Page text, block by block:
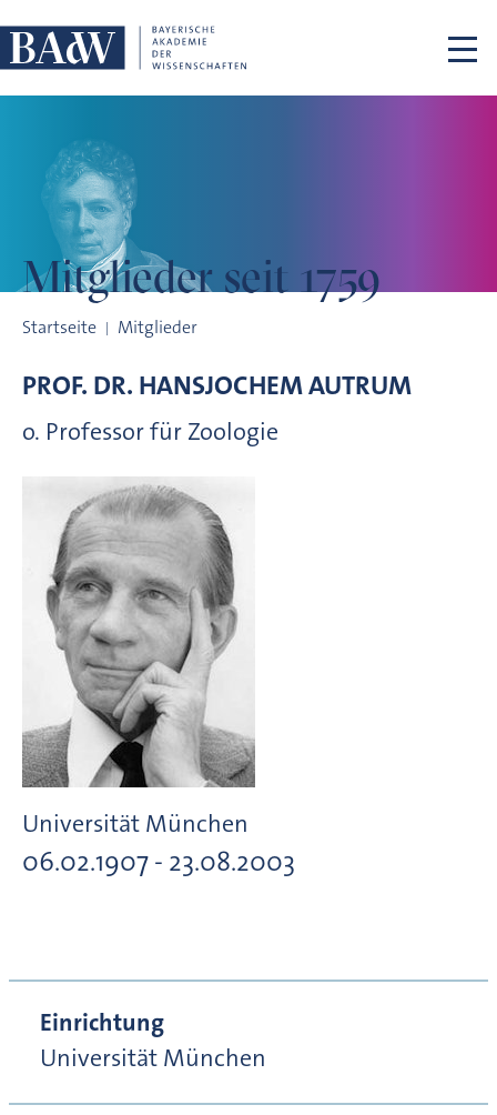
Mitglieder seit 1759
Startseite Mitglieder
PROF. DR. HANSJOCHEMAUTRUM
o. Professor für Zoologie
Universität München
06.02.1907 - 23.08.2003
Einrichtung
Universität München